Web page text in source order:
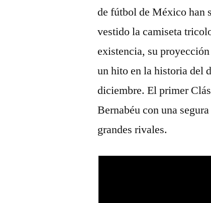
de fútbol de México han
vestido la camiseta
existencia, su
un hito en la historia del
diciembre. El primer
Bernabéu con una
grandes rivales.